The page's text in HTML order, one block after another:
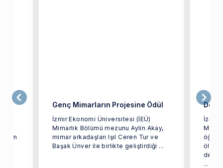
olan
Genç Mimarların Projesine Ödül
İzmir Ekonomi Üniversitesi (İEÜ)
Mimarlık Bölümü mezunu Aylin Akay,
mimar arkadaşları Işıl Ceren Tur ve
Başak Ünver ile birlikte geliştirdiği ...
Dev
İzmir
...